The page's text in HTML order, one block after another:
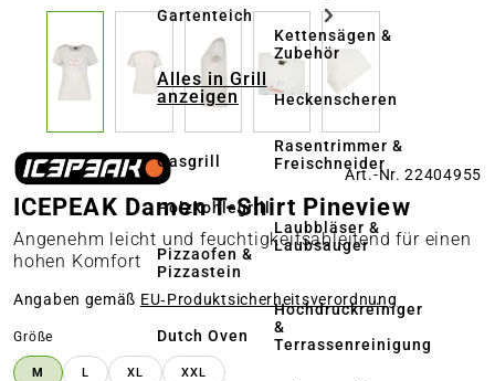
Gartenteich
Alles in Grill
anzeigen
Gasgrill
Holzkohlegrill
Pizzaofen &
Pizzastein
Dutch Oven
Kettensägen &
Zubehör
Heckenscheren
Rasentrimmer &
Freischneider
Laubbläser &
Laubsauger
Hochdruckreiniger
&
Terrassenreinigung
Art.-Nr. 22404955
ICEPEAK Damen T-Shirt Pineview
Angenehm leicht und feuchtigkeitsableitend für einen
hohen Komfort
Angaben gemäß EU‑Produktsicherheitsverordnung
Größe
M L XL XXL